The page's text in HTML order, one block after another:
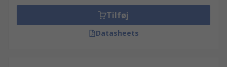
Tilføj
Datasheets